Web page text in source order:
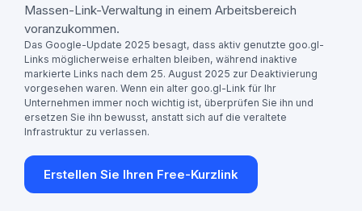
Massen-Link-Verwaltung in einem Arbeitsbereich
voranzukommen.
Das Google-Update 2025 besagt, dass aktiv genutzte goo.gl-
Links möglicherweise erhalten bleiben, während inaktive
markierte Links nach dem 25. August 2025 zur Deaktivierung
vorgesehen waren. Wenn ein alter goo.gl-Link für Ihr
Unternehmen immer noch wichtig ist, überprüfen Sie ihn und
ersetzen Sie ihn bewusst, anstatt sich auf die veraltete
Infrastruktur zu verlassen.
Erstellen Sie Ihren Free-Kurzlink